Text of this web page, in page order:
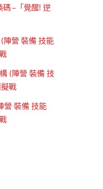
–「覺醒! 逆
陣營 裝備 技能
(陣營 裝備 技
戰
營 裝備 技能